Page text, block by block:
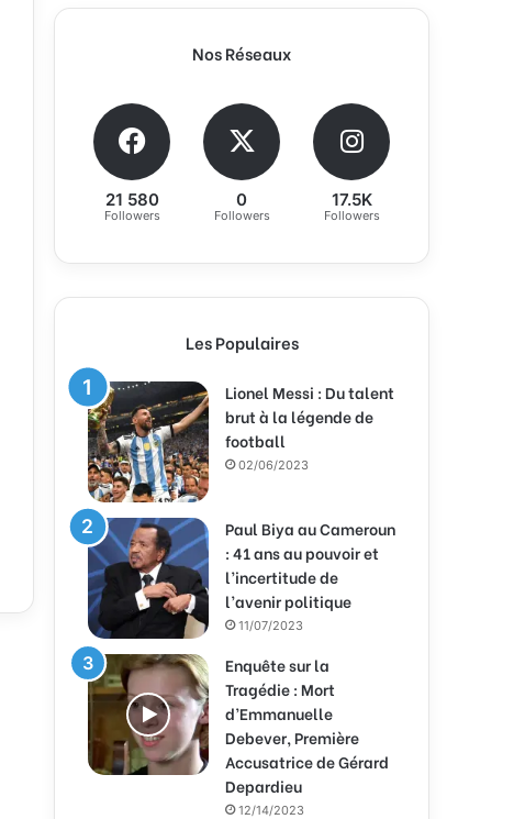
Nos Réseaux
21 580
Followers
0
Followers
17.5K
Followers
Les Populaires
Lionel Messi : Du talent
brut à la légende de
football
02/06/2023
Paul Biya au Cameroun
: 41 ans au pouvoir et
l’incertitude de
l’avenir politique
11/07/2023
Enquête sur la
Tragédie : Mort
d’Emmanuelle
Debever, Première
Accusatrice de Gérard
Depardieu
12/14/2023